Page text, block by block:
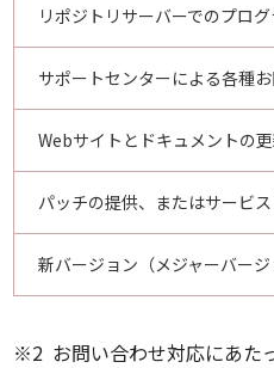
リポジトリサーバーでのプロ
サポートセンターによる各種
Webサイトとドキュメントの
パッチの提供、またはサービ
新バージョン（メジャーバー
※2 お問い合わせ対応にあた